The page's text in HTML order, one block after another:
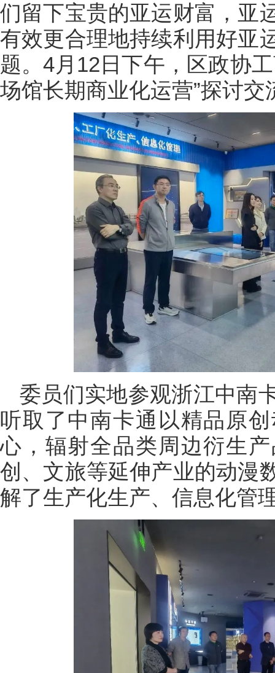
们留下宝贵的亚运财富，亚
有效更合理地持续利用好亚
题。4月12日下午，区政协
场馆长期商业化运营”探讨交
委员们实地参观浙江中南
听取了中南卡通以精品原
心，辐射全品类周边衍生
创、文旅等延伸产业的动漫
解了生产化生产、信息化管